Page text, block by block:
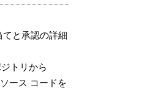
と承認の詳細
ジトリから
ース コードを